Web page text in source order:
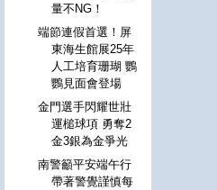
量不NG！
端節連假首選！屏
東海生館展25年
人工培育珊瑚 鸚
鸚見面會登場
金門選手閃耀世壯
運槌球項 勇奪2
金3銀為金爭光
南警籲平安端午行
帶著警覺謹慎每